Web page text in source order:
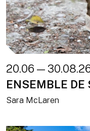
20.06 —
ENSEMBLE DE
Sara McLaren